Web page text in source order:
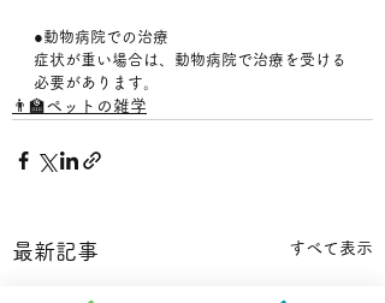
●動物病院での治療
症状が重い場合は、動物病院で治療を受ける
必要があります。
👨‍🏫ペットの雑学
最新記事 すべて表示